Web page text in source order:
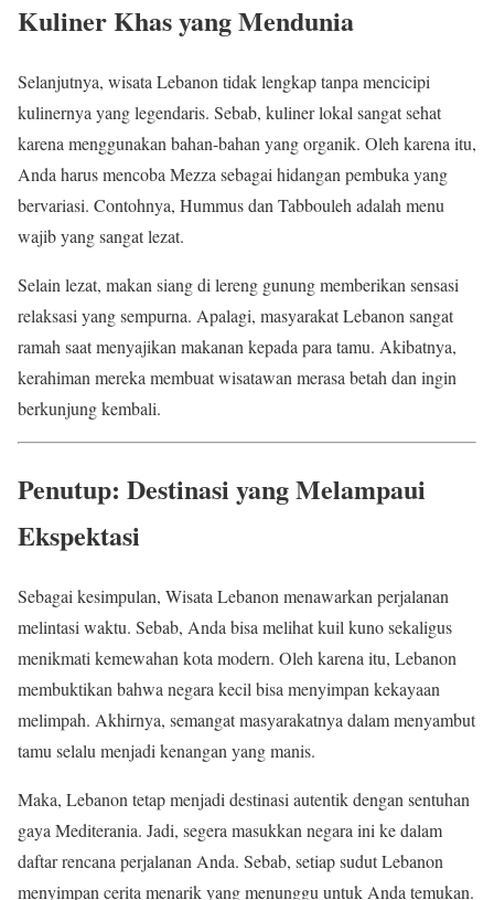
Kuliner Khas yang Mendunia
Selanjutnya, wisata Lebanon tidak lengkap tanpa mencicipi
kulinernya yang legendaris. Sebab, kuliner lokal sangat sehat
karena menggunakan bahan-bahan yang organik. Oleh karena itu,
Anda harus mencoba Mezza sebagai hidangan pembuka yang
bervariasi. Contohnya, Hummus dan Tabbouleh adalah menu
wajib yang sangat lezat.
Selain lezat, makan siang di lereng gunung memberikan sensasi
relaksasi yang sempurna. Apalagi, masyarakat Lebanon sangat
ramah saat menyajikan makanan kepada para tamu. Akibatnya,
kerahiman mereka membuat wisatawan merasa betah dan ingin
berkunjung kembali.
Penutup: Destinasi yang Melampaui
Ekspektasi
Sebagai kesimpulan, Wisata Lebanon menawarkan perjalanan
melintasi waktu. Sebab, Anda bisa melihat kuil kuno sekaligus
menikmati kemewahan kota modern. Oleh karena itu, Lebanon
membuktikan bahwa negara kecil bisa menyimpan kekayaan
melimpah. Akhirnya, semangat masyarakatnya dalam menyambut
tamu selalu menjadi kenangan yang manis.
Maka, Lebanon tetap menjadi destinasi autentik dengan sentuhan
gaya Mediterania. Jadi, segera masukkan negara ini ke dalam
daftar rencana perjalanan Anda. Sebab, setiap sudut Lebanon
menyimpan cerita menarik yang menunggu untuk Anda temukan.